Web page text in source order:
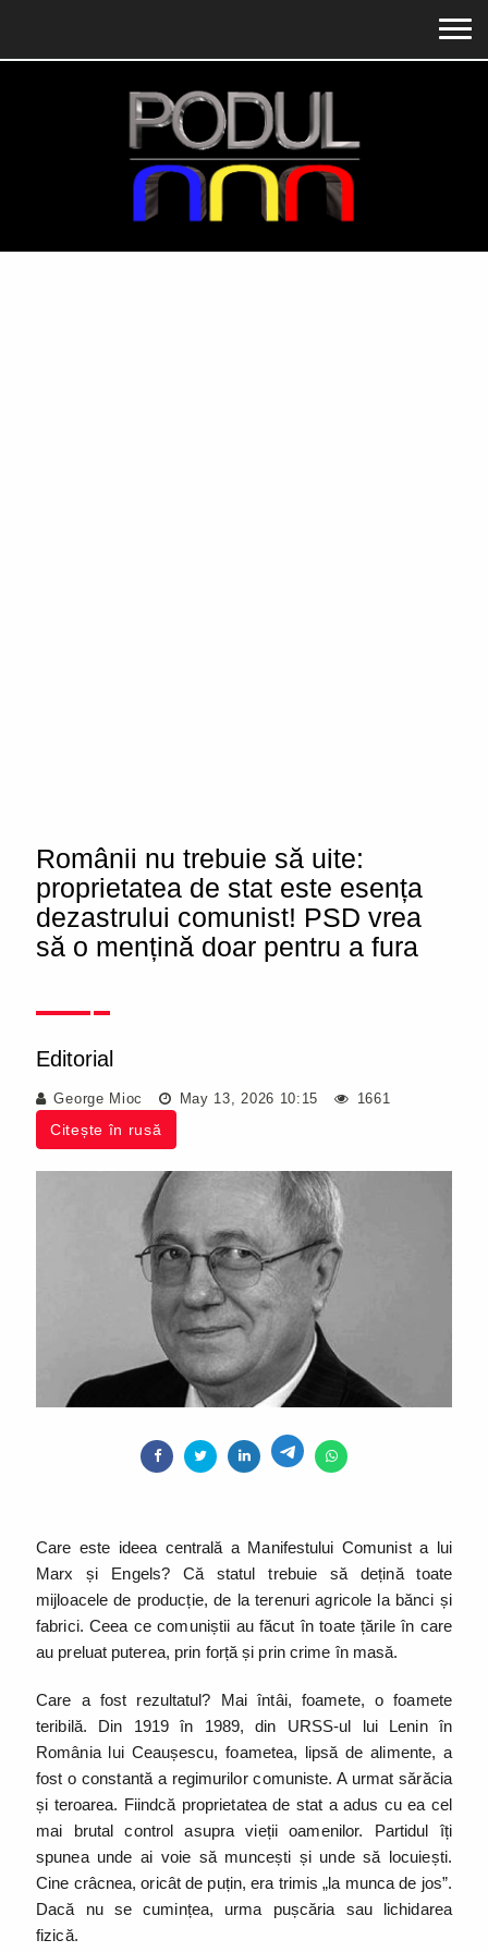
Românii nu trebuie să uite:
proprietatea de stat este esența
dezastrului comunist! PSD vrea
să o mențină doar pentru a fura
Editorial
George Mioc May 13, 2026 10:15 1661
Citește în rusă
Care este ideea centrală a Manifestului Comunist a lui
Marx și Engels? Că statul trebuie să dețină toate
mijloacele de producție, de la terenuri agricole la bănci și
fabrici. Ceea ce comuniștii au făcut în toate țările în care
au preluat puterea, prin forță și prin crime în masă.
Care a fost rezultatul? Mai întâi, foamete, o foamete
teribilă. Din 1919 în 1989, din URSS-ul lui Lenin în
România lui Ceaușescu, foametea, lipsă de alimente, a
fost o constantă a regimurilor comuniste. A urmat sărăcia
și teroarea. Fiindcă proprietatea de stat a adus cu ea cel
mai brutal control asupra vieții oamenilor. Partidul îți
spunea unde ai voie să muncești și unde să locuiești.
Cine crâcnea, oricât de puțin, era trimis „la munca de jos”.
Dacă nu se cumințea, urma pușcăria sau lichidarea
fizică.